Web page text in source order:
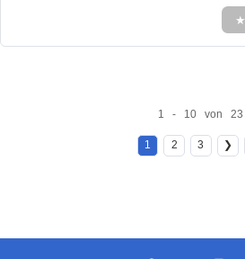
★
1 - 10 von 23
1 2 3 ❯